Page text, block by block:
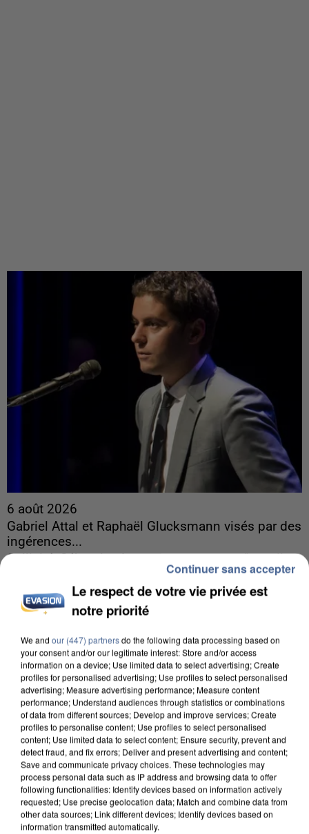
6 août 2026
Gabriel Attal et Raphaël Glucksmann visés par des
ingérences...
Sollicité, Sébastien Lecornu annonce un "travail
commun" avec les partis à la rentrée.
6 août 2026
Le respect de votre vie privée est
notre priorité
We and our (447) partnersdo the following data processing based on
your consent and/or our legitimate interest: Store and/or access
information on a device; Use limited data to select advertising; Create
profiles for personalised advertising; Use profiles to select personalised
advertising; Measure advertising performance; Measure content
performance; Understand audiences through statistics or combinations
of data from different sources; Develop and improve services; Create
profiles to personalise content; Use profiles to select personalised
content; Use limited data to select content; Ensure security, prevent and
detect fraud, and fix errors; Deliver and present advertising and content;
Save and communicate privacy choices. These technologies may
process personal data such as IP address and browsing data to offer
following functionalities: Identify devices based on information actively
requested; Use precise geolocation data; Match and combine data from
other data sources; Link different devices; Identify devices based on
information transmitted automatically.
Continuer sans accepter